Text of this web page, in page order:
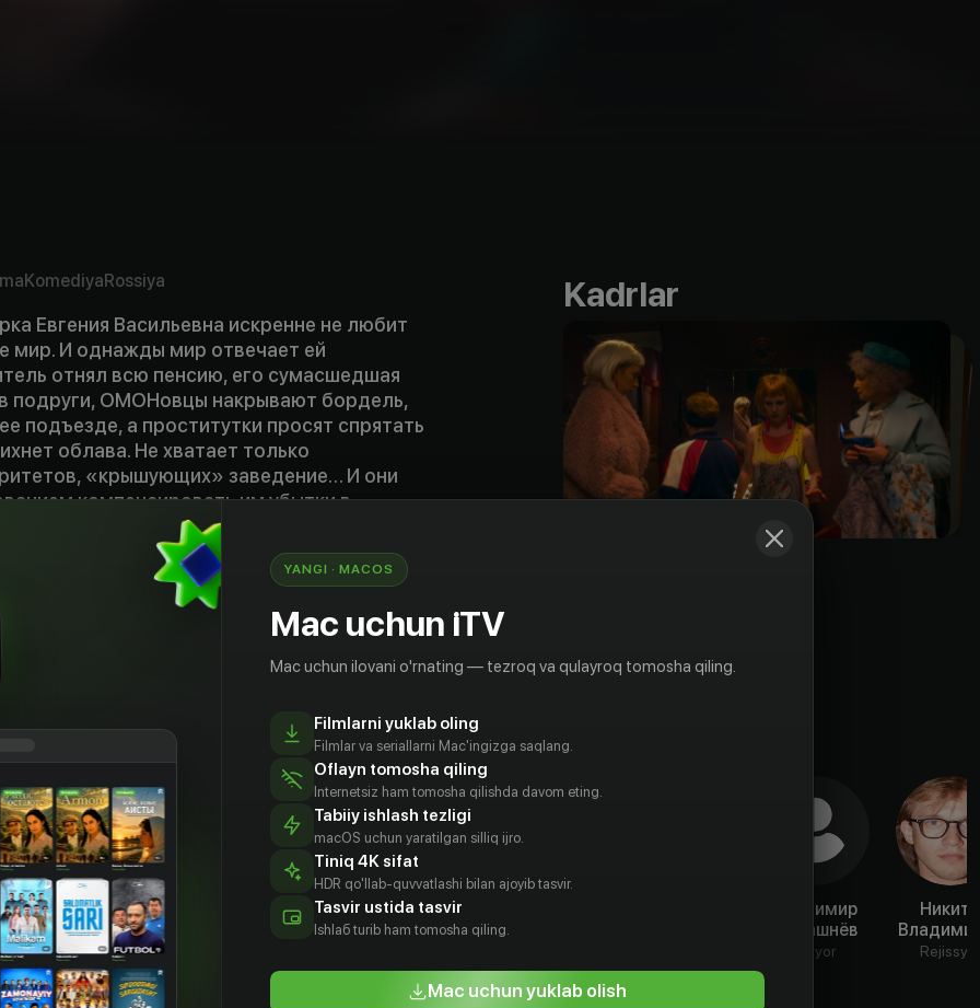
KomediyaRossiya
Евгения Васильевна искренне не любит
мир. И однажды мир отвечает ей
отнял всю пенсию, его сумасшедшая
подруги, ОМОНовцы накрывают бордель,
подъезде, а проститутки просят спрятать
облава. Не хватает только
«крышующих» заведение… И они
компенсировать им убытки в
рублей. Но откуда простой пенсионерке
Выход подсказывают сами бандиты: нужно
прямо у Евгении Васильевны в квартире.
Kadrlar
Алексей
Золотовицкий
Aktyor
Александра
Велескевич
Анна
Алексахина
Белоусова
Владимир
Моташнёв
Aktyor
Никита
Rejissyor
YANGI · MACOS
Mac uchun iTV
Mac uchun ilovani o'rnating — tezroq va qulayroq tomosha qiling.
Filmlarni yuklab oling
Filmlar va seriallarni Mac'ingizga saqlang.
Oflayn tomosha qiling
Internetsiz ham tomosha qilishda davom eting.
Tabiiy ishlash tezligi
macOS uchun yaratilgan silliq ijro.
Tiniq 4K sifat
HDR qo'llab-quvvatlashi bilan ajoyib tasvir.
Tasvir ustida tasvir
Ishlаб turib ham tomosha qiling.
Mac uchun yuklab olish